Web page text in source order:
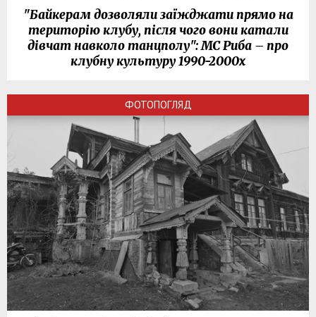
"Байкерам дозволяли заїжджати прямо на
територію клубу, після чого вони катали
дівчат навколо танцполу": МС Риба – про
клубну культуру 1990-2000х
ФОТОПОГЛЯД